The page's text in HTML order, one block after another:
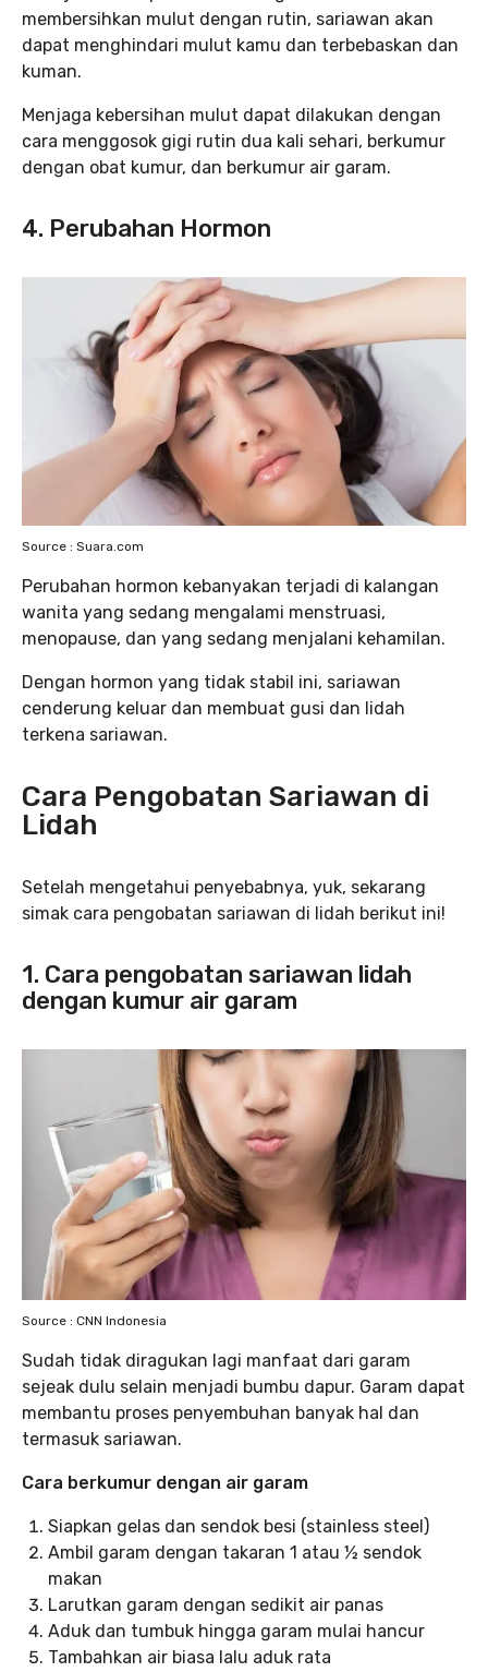
membersihkan mulut dengan rutin, sariawan akan
dapat menghindari mulut kamu dan terbebaskan dan
kuman.
Menjaga kebersihan mulut dapat dilakukan dengan
cara menggosok gigi rutin dua kali sehari, berkumur
dengan obat kumur, dan berkumur air garam.
4. Perubahan Hormon
Source : Suara.com
Perubahan hormon kebanyakan terjadi di kalangan
wanita yang sedang mengalami menstruasi,
menopause, dan yang sedang menjalani kehamilan.
Dengan hormon yang tidak stabil ini, sariawan
cenderung keluar dan membuat gusi dan lidah
terkena sariawan.
Cara Pengobatan Sariawan di
Lidah
Setelah mengetahui penyebabnya, yuk, sekarang
simak cara pengobatan sariawan di lidah berikut ini!
1. Cara pengobatan sariawan lidah
dengan kumur air garam
Source : CNN Indonesia
Sudah tidak diragukan lagi manfaat dari garam
sejeak dulu selain menjadi bumbu dapur. Garam dapat
membantu proses penyembuhan banyak hal dan
termasuk sariawan.
Cara berkumur dengan air garam
Siapkan gelas dan sendok besi (stainless steel)
Ambil garam dengan takaran 1 atau ½ sendok
makan
Larutkan garam dengan sedikit air panas
Aduk dan tumbuk hingga garam mulai hancur
Tambahkan air biasa lalu aduk rata